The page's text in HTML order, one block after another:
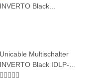
Unicable Multischalter
INVERTO Black IDLP-
UST101-CUO10-4PP (4